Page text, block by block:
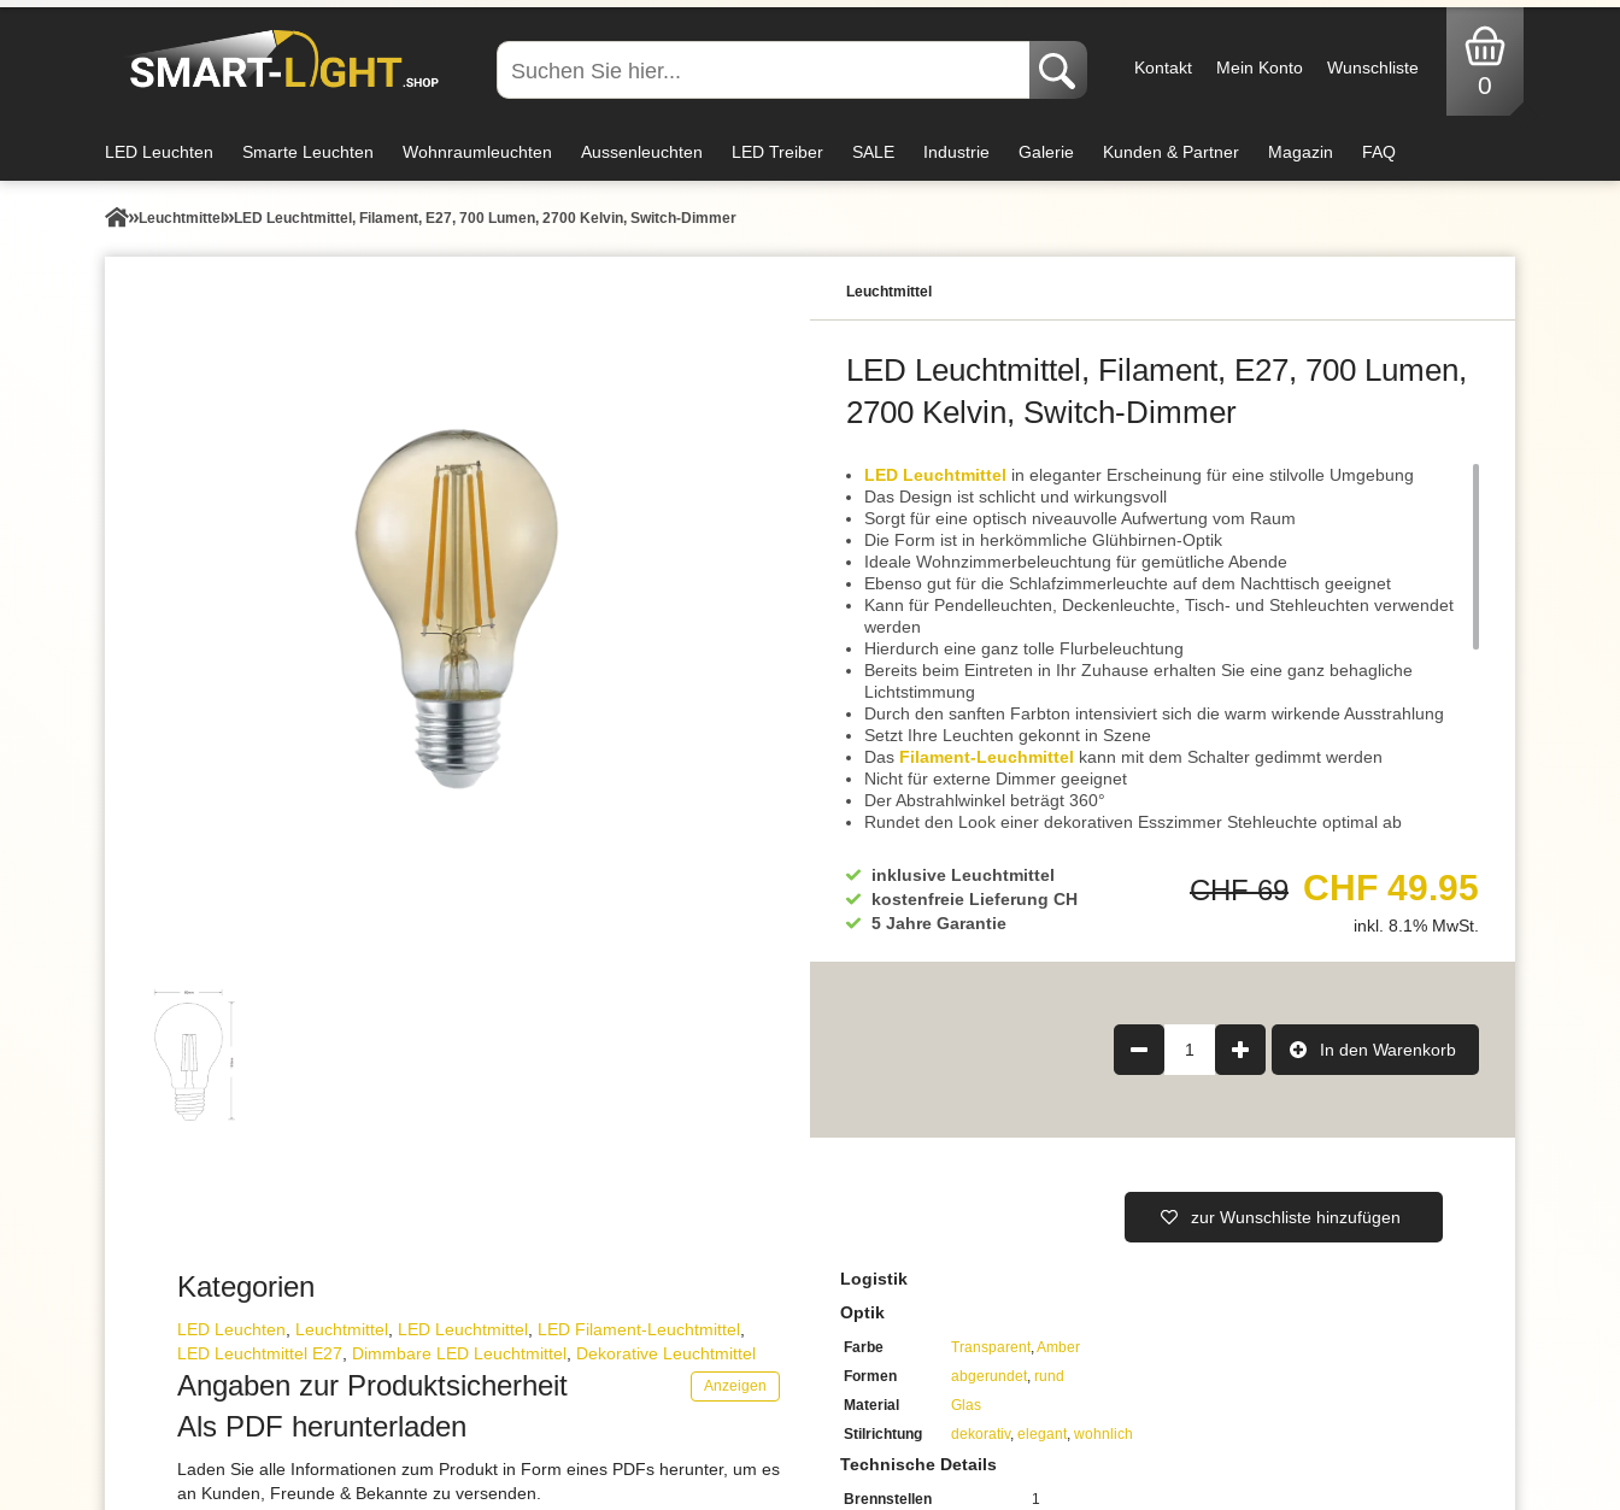
Kontakt Mein Konto Wunschliste
0
LED Leuchten Smarte Leuchten Wohnraumleuchten Aussenleuchten LED Treiber SALE Industrie Galerie Kunden & Partner Magazin FAQ
Leuchtmittel LED Leuchtmittel, Filament, E27, 700 Lumen, 2700 Kelvin, Switch-Dimmer
Leuchtmittel
LED Leuchtmittel, Filament, E27, 700 Lumen,
2700 Kelvin, Switch-Dimmer
LED Leuchtmittel in eleganter Erscheinung für eine stilvolle Umgebung
Das Design ist schlicht und wirkungsvoll
Sorgt für eine optisch niveauvolle Aufwertung vom Raum
Die Form ist in herkömmliche Glühbirnen-Optik
Ideale Wohnzimmerbeleuchtung für gemütliche Abende
Ebenso gut für die Schlafzimmerleuchte auf dem Nachttisch geeignet
Kann für Pendelleuchten, Deckenleuchte, Tisch- und Stehleuchten verwendet
werden
Hierdurch eine ganz tolle Flurbeleuchtung
Bereits beim Eintreten in Ihr Zuhause erhalten Sie eine ganz behagliche
Lichtstimmung
Durch den sanften Farbton intensiviert sich die warm wirkende Ausstrahlung
Setzt Ihre Leuchten gekonnt in Szene
Das Filament-Leuchmittel kann mit dem Schalter gedimmt werden
Nicht für externe Dimmer geeignet
Der Abstrahlwinkel beträgt 360°
Rundet den Look einer dekorativen Esszimmer Stehleuchte optimal ab
Eignet sich auch hervorragend für die Hotelzimmerbeleuchtung
Schenken Sie Ihren Gästen eine wohlige Wohnatmosphäre
Hergestellt aus Glas
Farblich in Amber ausgeführt
2700 Kelvin spenden wohlig warmweisses Licht
inklusive Leuchtmittel
kostenfreie Lieferung CH
5 Jahre Garantie
CHF 69 CHF 49.95
inkl. 8.1% MwSt.
1 In den Warenkorb
zur Wunschliste hinzufügen
Kategorien
LED Leuchten, Leuchtmittel, LED Leuchtmittel, LED Filament-Leuchtmittel,
LED Leuchtmittel E27, Dimmbare LED Leuchtmittel, Dekorative Leuchtmittel
Angaben zur Produktsicherheit Anzeigen
Als PDF herunterladen
Laden Sie alle Informationen zum Produkt in Form eines PDFs herunter, um es
an Kunden, Freunde & Bekannte zu versenden.
Logistik
Optik
Farbe Transparent,Amber
Formen
abgerundet, rund
Material
Glas
Stilrichtung
dekorativ, elegant, wohnlich
Technische Details
Brennstellen
1